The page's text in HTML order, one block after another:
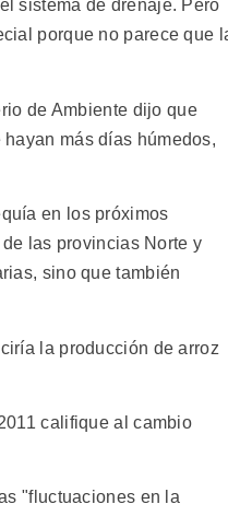
sistema de drenaje. Pero
porque no parece que
de Ambiente dijo que
más días húmedos,
en los próximos
las provincias Norte y
sino que también
la producción de arroz
califique al cambio
"fluctuaciones en la